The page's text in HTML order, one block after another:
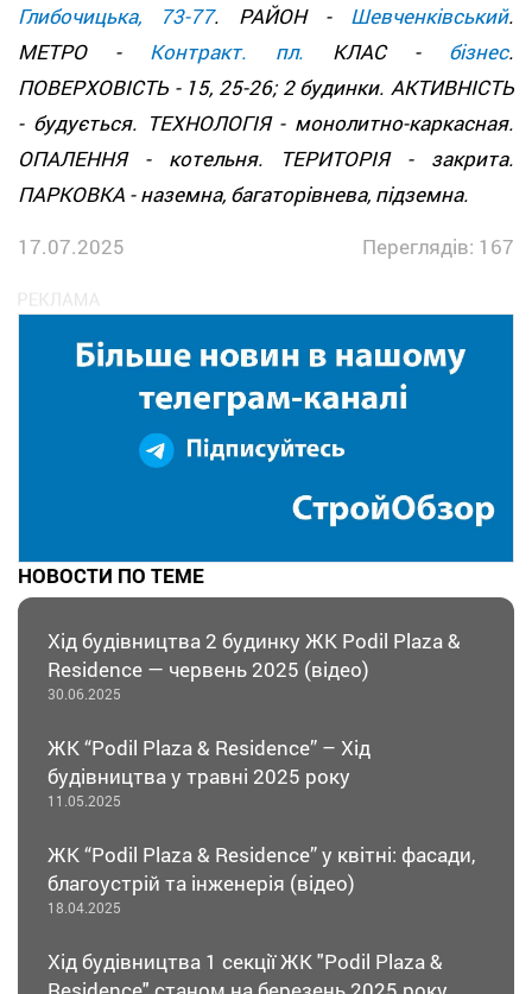
Глибочицька, 73-77. РАЙОН - Шевченківський.
МЕТРО - Контракт. пл. КЛАС - бізнес.
ПОВЕРХОВІСТЬ - 15, 25-26; 2 будинки. АКТИВНІСТЬ
- будується. ТЕХНОЛОГІЯ - монолитно-каркасная.
ОПАЛЕННЯ - котельня. ТЕРИТОРІЯ - закрита.
ПАРКОВКА - наземна, багаторівнева, підземна.
17.07.2025
Переглядів: 167
НОВОСТИ ПО ТЕМЕ
Хід будівництва 2 будинку ЖК Podil Plaza &
Residence — червень 2025 (відео)
30.06.2025
ЖК “Podil Plaza & Residence” – Хід
будівництва у травні 2025 року
11.05.2025
ЖК “Podil Plaza & Residence” у квітні: фасади,
благоустрій та інженерія (відео)
18.04.2025
Хід будівництва 1 секції ЖК "Podil Plaza &